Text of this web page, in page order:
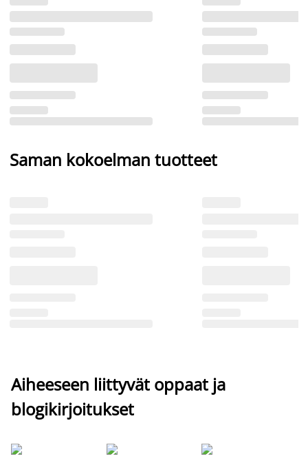
Saman kokoelman tuotteet
Aiheeseen liittyvät oppaat ja
blogikirjoitukset